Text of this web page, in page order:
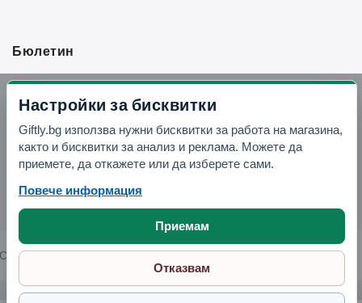
Бюлетин
Отвори Telegram
Copyright © 2026 GIFTLY.BG. All rights reserved.
Настройки за бисквитки
Giftly.bg използва нужни бисквитки за работа на магазина,
както и бисквитки за анализ и реклама. Можете да
приемете, да откажете или да изберете сами.
Повече информация
Приемам
Отказвам